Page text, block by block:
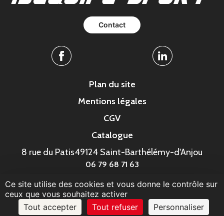
Contact
Facebook Linkedin
Plan du site
Mentions légales
CGV
Catalogue
8 rue du Patis49124 Saint-Barthélémy-d'Anjou
06 79 68 71 63
© MonaGraphic 2023
Ce site utilise des cookies et vous donne le contrôle sur
ceux que vous souhaitez activer
Tout accepter
Tout refuser Personnaliser